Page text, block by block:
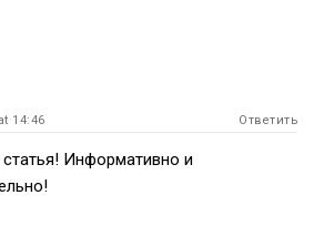
14:46 Ответить
статья! Информативно и